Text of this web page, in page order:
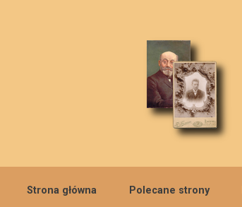
Strona główna Polecane strony